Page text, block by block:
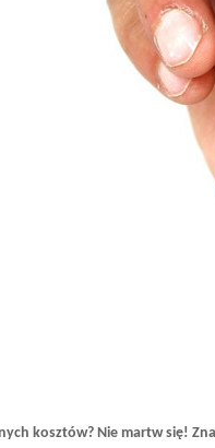
kosztów? Nie martw się!